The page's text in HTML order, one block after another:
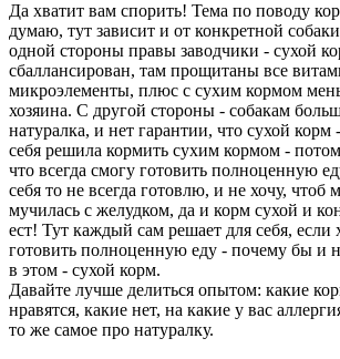
Да хватит вам спорить! Тема по поводу
думаю, тут зависит и от конкретной
одной стороны правы заводчики - сухой
сбаллансирован, там прощитаны все
микроэлементы, плюс с сухим кормом
хозяина. С другой стороны - собакам
натуралка, и нет гарантии, что сухой корм
себя решила кормить сухим кормом -
что всегда смогу готовить полноценную
себя то не всегда готовлю, и не хочу, чтоб
мучилась с желудком, да и корм сухой и
ест! Тут каждый сам решает для себя, если
готовить полноценную еду - почему бы и
в этом - сухой корм.
Давайте лучше делиться опытом: какие
нравятся, какие нет, на какие у вас
то же самое про натуралку.